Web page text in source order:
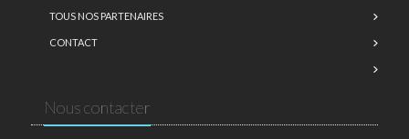
TOUS NOS PARTENAIRES
CONTACT
Nous contacter